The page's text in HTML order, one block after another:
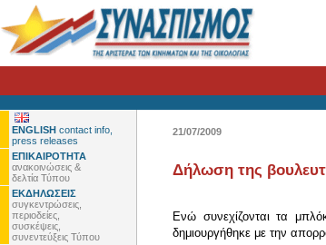
ENGLISH contact info,
press releases
ΕΠΙΚΑΙΡΟΤΗΤΑ
ανακοινώσεις &
δελτία Τύπου
ΕΚΔΗΛΩΣΕΙΣ
συγκεντρώσεις,
περιοδείες,
συσκέψεις,
συνεντεύξεις Τύπου
21/07/2009
Δήλωση της
Ενώ συνεχίζονται τα
δημιουργήθηκε με την